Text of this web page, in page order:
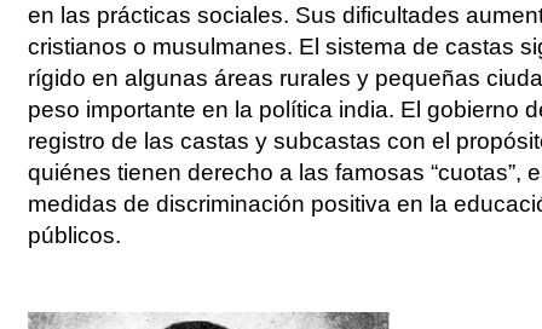
en las prácticas sociales. Sus dificultades
cristianos o musulmanes. El sistema de castas
rígido en algunas áreas rurales y pequeñas
peso importante en la política india. El gobierno
registro de las castas y subcastas con el
quiénes tienen derecho a las famosas “cuotas”,
medidas de discriminación positiva en la
públicos.